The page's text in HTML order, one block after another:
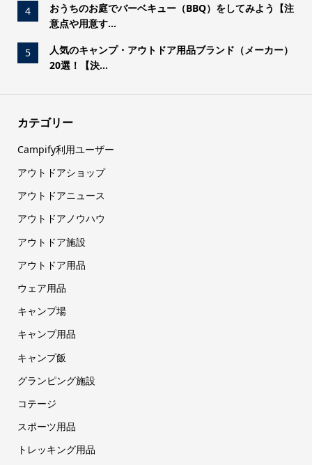
4
おうちのお庭でバーベキュー（BBQ）をしてみよう【注
意点や用意す...
5
人気のキャンプ・アウトドア用品ブランド（メーカー）
20選！【決...
カテゴリー
Campify利用ユーザー
アウトドアショップ
アウトドアニュース
アウトドアノウハウ
アウトドア施設
アウトドア用品
ウェア用品
キャンプ場
キャンプ用品
キャンプ飯
グランピング施設
コテージ
スポーツ用品
トレッキング用品